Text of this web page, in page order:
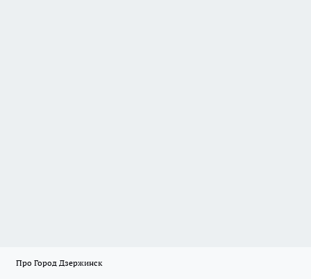
Про Город Дзержинск